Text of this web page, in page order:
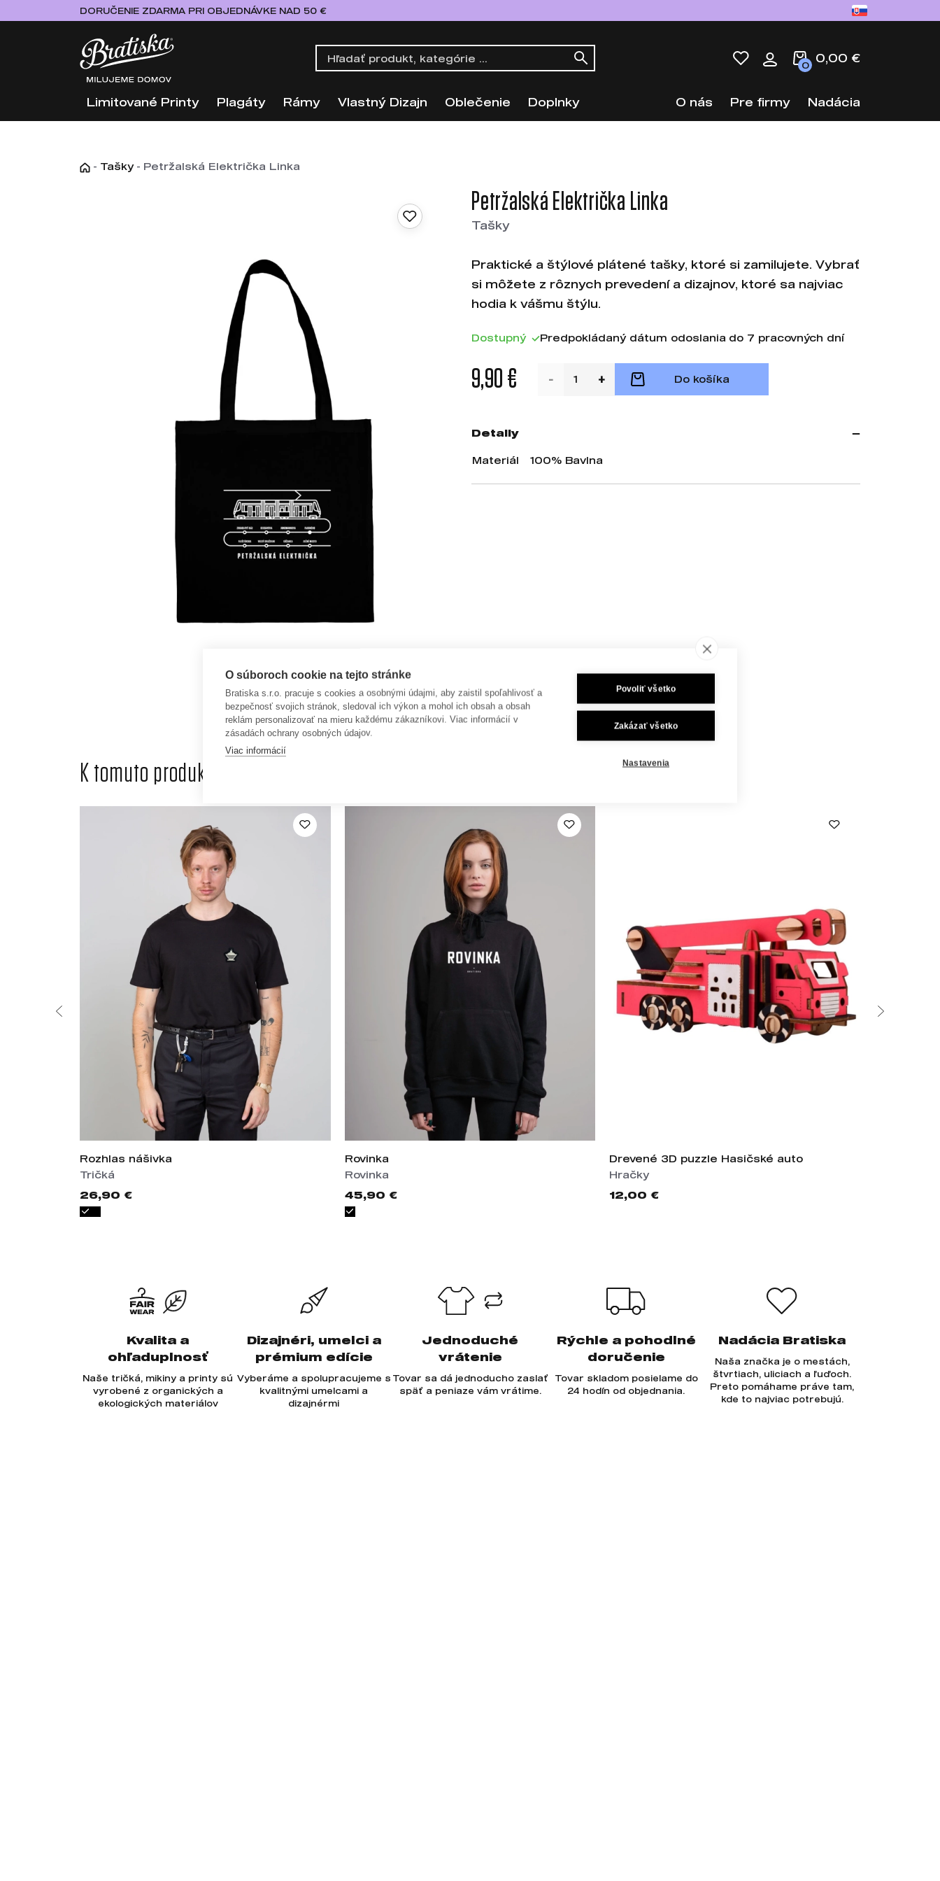
DORUČENIE ZDARMA PRI OBJEDNÁVKE NAD 50 €
0
0,00 €
Limitované Printy Plagáty Rámy Vlastný Dizajn Oblečenie Doplnky O nás Pre firmy Nadácia
- Tašky - Petržalská Električka Linka
Petržalská Električka Linka
Tašky
Praktické a štýlové plátené tašky, ktoré si zamilujete. Vybrať
si môžete z rôznych prevedení a dizajnov, ktoré sa najviac
hodia k vášmu štýlu.
Dostupný Predpokládaný dátum odoslania do 7 pracovných dní
9,90 € Do košíka
Detaily
Materiál 100% Bavlna
K tomuto produktu odporúčame dokúpiť aj
Rozhlas nášivka
Tričká
26,90 €
Rovinka
Rovinka
45,90 €
Drevené 3D puzzle Hasičské auto
Hračky
12,00 €
Kvalita a
ohľaduplnosť
Naše tričká, mikiny a printy sú
vyrobené z organických a
ekologických materiálov
Dizajnéri, umelci a
prémium edície
Vyberáme a spolupracujeme s
kvalitnými umelcami a
dizajnérmi
Jednoduché
vrátenie
Tovar sa dá jednoducho zaslať
späť a peniaze vám vrátime.
Rýchle a pohodlné
doručenie
Tovar skladom posielame do
24 hodín od objednania.
Nadácia Bratiska
Naša značka je o mestách,
štvrtiach, uliciach a ľuďoch.
Preto pomáhame práve tam,
kde to najviac potrebujú.
O súboroch cookie na tejto stránke
Bratiska s.r.o. pracuje s cookies a osobnými údajmi, aby zaistil spoľahlivosť a
bezpečnosť svojich stránok, sledoval ich výkon a mohol ich obsah a obsah
reklám personalizovať na mieru každému zákazníkovi. Viac informácií v
zásadách ochrany osobných údajov.
Viac informácií
Povoliť všetko
Zakázať všetko
Nastavenia